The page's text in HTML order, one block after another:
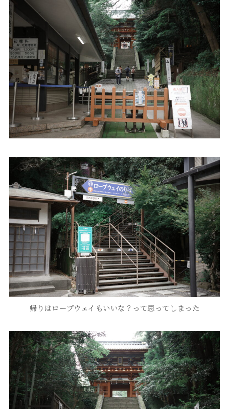
帰りはロープウェイもいいな？って思ってしまった